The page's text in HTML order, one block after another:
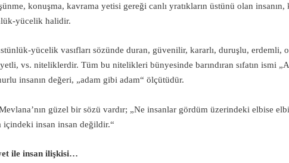
ikrardır...
konuşma, kavrama yetisi gereği canlı yratıkların üstünü olan insanın,
yücelik halidir.
yücelik vasıfları sözünde duran, güvenilir, kararlı, duruşlu, erdemli,
vs. niteliklerdir. Tüm bu nitelikleri bünyesinde barındıran sıfatın ismi
insanın değeri, „adam gibi adam“ ölçütüdür.
güzel bir sözü vardır; „Ne insanlar gördüm üzerindeki elbise
içindeki insan insan değildir.“
ile insan ilişkisi…